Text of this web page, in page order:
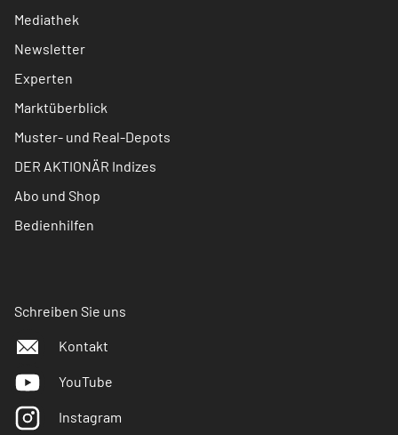
Mediathek
Newsletter
Experten
Marktüberblick
Muster- und Real-Depots
DER AKTIONÄR Indizes
Abo und Shop
Bedienhilfen
Schreiben Sie uns
Kontakt
YouTube
Instagram